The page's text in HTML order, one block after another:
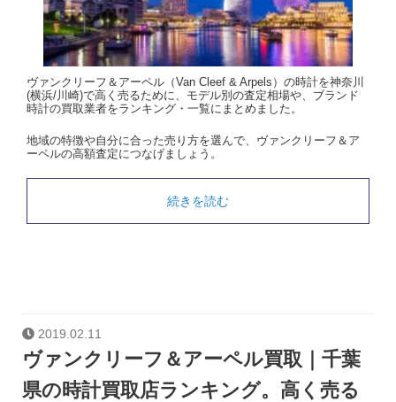
ヴァンクリーフ＆アーペル（Van Cleef & Arpels）の時計を神奈川
(横浜/川崎)で高く売るために、モデル別の査定相場や、ブランド
時計の買取業者をランキング・一覧にまとめました。
地域の特徴や自分に合った売り方を選んで、ヴァンクリーフ＆ア
ーペルの高額査定につなげましょう。
続きを読む
2019.02.11
ヴァンクリーフ＆アーペル買取｜千葉
県の時計買取店ランキング。高く売る